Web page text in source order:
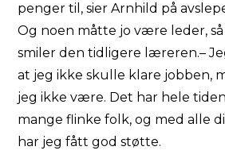
penger til, sier Arnhild på
Og noen måtte jo være leder,
smiler den tidligere læreren.–
at jeg ikke skulle klare jobben,
jeg ikke være. Det har hele
mange flinke folk, og med alle
har jeg fått god støtte.